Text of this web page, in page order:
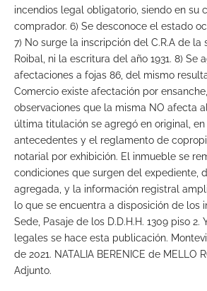
incendios legal obligatorio, siendo en su
comprador. 6) Se desconoce el estado
7) No surge la inscripción del C.R.A de la
Roibal, ni la escritura del año 1931. 8) Se
afectaciones a fojas 86, del mismo
Comercio existe afectación por
observaciones que la misma NO afecta
última titulación se agregó en original,
antecedentes y el reglamento de
notarial por exhibición. El inmueble se
condiciones que surgen del expediente,
agregada, y la información registral
lo que se encuentra a disposición de los
Sede, Pasaje de los D.D.H.H. 1309 piso 2.
legales se hace esta publicación.
de 2021. NATALIA BERENICE de MELLO
Adjunto.